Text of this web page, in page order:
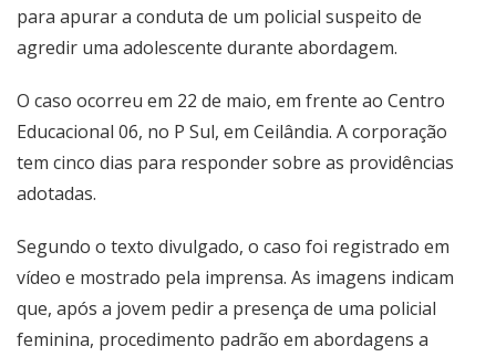
para apurar a conduta de um policial suspeito de
agredir uma adolescente durante abordagem.
O caso ocorreu em 22 de maio, em frente ao Centro
Educacional 06, no P Sul, em Ceilândia. A corporação
tem cinco dias para responder sobre as providências
adotadas.
Segundo o texto divulgado, o caso foi registrado em
vídeo e mostrado pela imprensa. As imagens indicam
que, após a jovem pedir a presença de uma policial
feminina, procedimento padrão em abordagens a